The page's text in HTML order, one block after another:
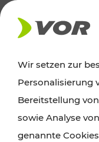
AKTUELLES
Wien,
Wir setzen zur
Personalisierung
Bereitstellung
sowie Analyse
genannte